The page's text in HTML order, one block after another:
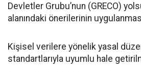
Devletler Grubu’nun (GRECO)
alanındaki önerilerinin
Kişisel verilere yönelik yasal
standartlarıyla uyumlu hale